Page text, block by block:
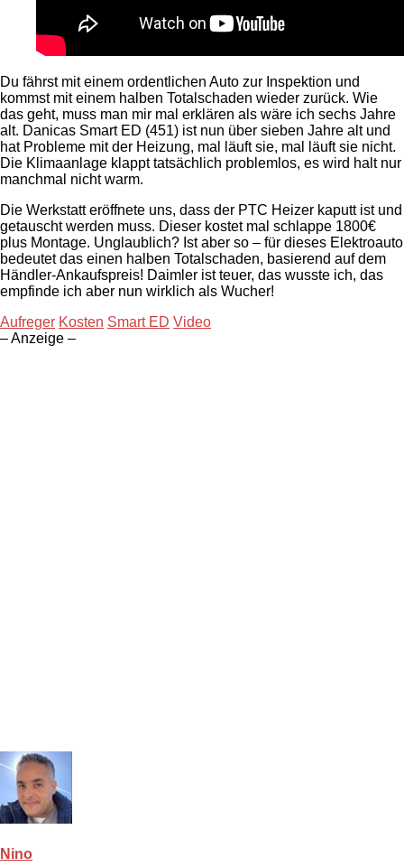
Du fährst mit einem ordentlichen Auto zur Inspektion und
kommst mit einem halben Totalschaden wieder zurück. Wie
das geht, muss man mir mal erklären als wäre ich sechs Jahre
alt. Danicas Smart ED (451) ist nun über sieben Jahre alt und
hat Probleme mit der Heizung, mal läuft sie, mal läuft sie nicht.
Die Klimaanlage klappt tatsächlich problemlos, es wird halt nur
manchmal nicht warm.
Die Werkstatt eröffnete uns, dass der PTC Heizer kaputt ist und
getauscht werden muss. Dieser kostet mal schlappe 1800€
plus Montage. Unglaublich? Ist aber so – für dieses Elektroauto
bedeutet das einen halben Totalschaden, basierend auf dem
Händler-Ankaufspreis! Daimler ist teuer, das wusste ich, das
empfinde ich aber nun wirklich als Wucher!
Aufreger Kosten Smart ED Video
– Anzeige –
Nino